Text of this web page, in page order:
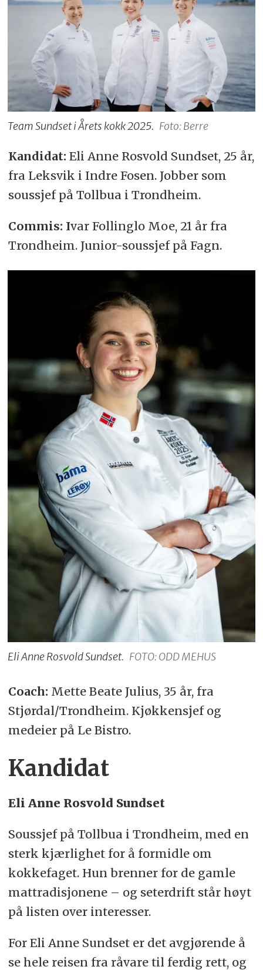
Team Sundset i Årets kokk 2025. Foto: Berre
Kandidat: Eli Anne Rosvold Sundset, 25 år,
fra Leksvik i Indre Fosen. Jobber som
soussjef på Tollbua i Trondheim.
Commis: Ivar Follinglo Moe, 21 år fra
Trondheim. Junior-soussjef på Fagn.
Eli Anne Rosvold Sundset. FOTO: ODD MEHUS
Coach: Mette Beate Julius, 35 år, fra
Stjørdal/Trondheim. Kjøkkensjef og
medeier på Le Bistro.
Kandidat
Eli Anne Rosvold Sundset
Soussjef på Tollbua i Trondheim, med en
sterk kjærlighet for å formidle om
kokkefaget. Hun brenner for de gamle
mattradisjonene – og seterdrift står høyt
på listen over interesser.
For Eli Anne Sundset er det avgjørende å
se hele reisen fra råvare til ferdig rett, og